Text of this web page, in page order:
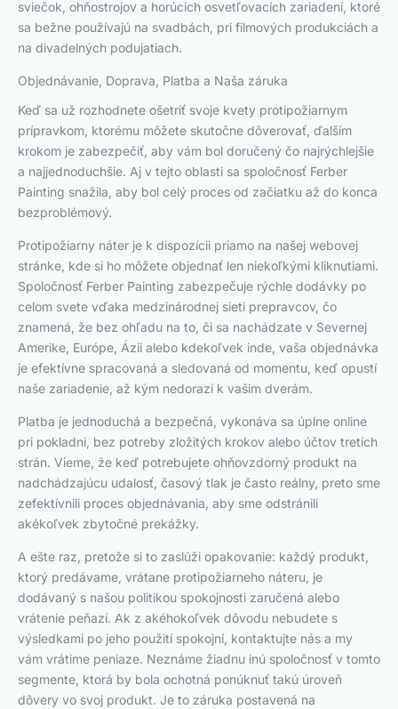
sviečok, ohňostrojov a horúcich osvetľovacích zariadení, ktoré
sa bežne používajú na svadbách, pri filmových produkciách a
na divadelných podujatiach.
Objednávanie, Doprava, Platba a Naša záruka
Keď sa už rozhodnete ošetriť svoje kvety protipožiarnym
prípravkom, ktorému môžete skutočne dôverovať, ďalším
krokom je zabezpečiť, aby vám bol doručený čo najrýchlejšie
a najjednoduchšie. Aj v tejto oblasti sa spoločnosť Ferber
Painting snažila, aby bol celý proces od začiatku až do konca
bezproblémový.
Protipožiarny náter je k dispozícii priamo na našej webovej
stránke, kde si ho môžete objednať len niekoľkými kliknutiami.
Spoločnosť Ferber Painting zabezpečuje rýchle dodávky po
celom svete vďaka medzinárodnej sieti prepravcov, čo
znamená, že bez ohľadu na to, či sa nachádzate v Severnej
Amerike, Európe, Ázii alebo kdekoľvek inde, vaša objednávka
je efektívne spracovaná a sledovaná od momentu, keď opustí
naše zariadenie, až kým nedorazí k vašim dverám.
Platba je jednoduchá a bezpečná, vykonáva sa úplne online
pri pokladni, bez potreby zložitých krokov alebo účtov tretích
strán. Vieme, že keď potrebujete ohňovzdorný produkt na
nadchádzajúcu udalosť, časový tlak je často reálny, preto sme
zefektívnili proces objednávania, aby sme odstránili
akékoľvek zbytočné prekážky.
A ešte raz, pretože si to zaslúži opakovanie: každý produkt,
ktorý predávame, vrátane protipožiarneho náteru, je
dodávaný s našou politikou spokojnosti zaručená alebo
vrátenie peňazí. Ak z akéhokoľvek dôvodu nebudete s
výsledkami po jeho použití spokojní, kontaktujte nás a my
vám vrátime peniaze. Neznáme žiadnu inú spoločnosť v tomto
segmente, ktorá by bola ochotná ponúknuť takú úroveň
dôvery vo svoj produkt. Je to záruka postavená na